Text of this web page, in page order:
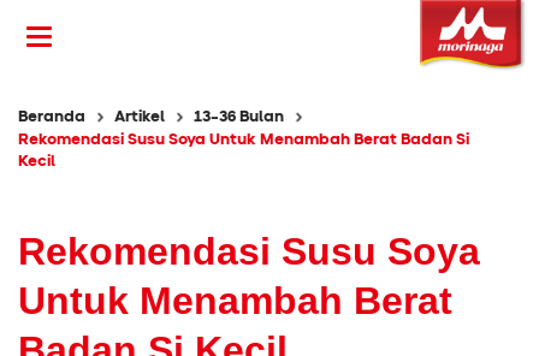
Beranda Artikel
13-36 Bulan
Rekomendasi Susu Soya Untuk Menambah Berat Badan Si
Kecil
Rekomendasi Susu Soya
Untuk Menambah Berat